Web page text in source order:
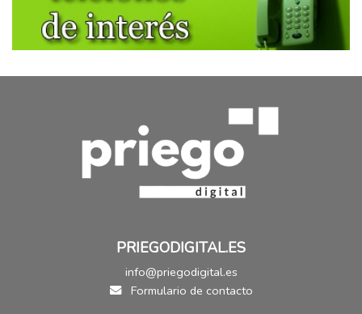
PRIEGODIGITAL.ES
info@priegodigital.es
Formulario de contacto